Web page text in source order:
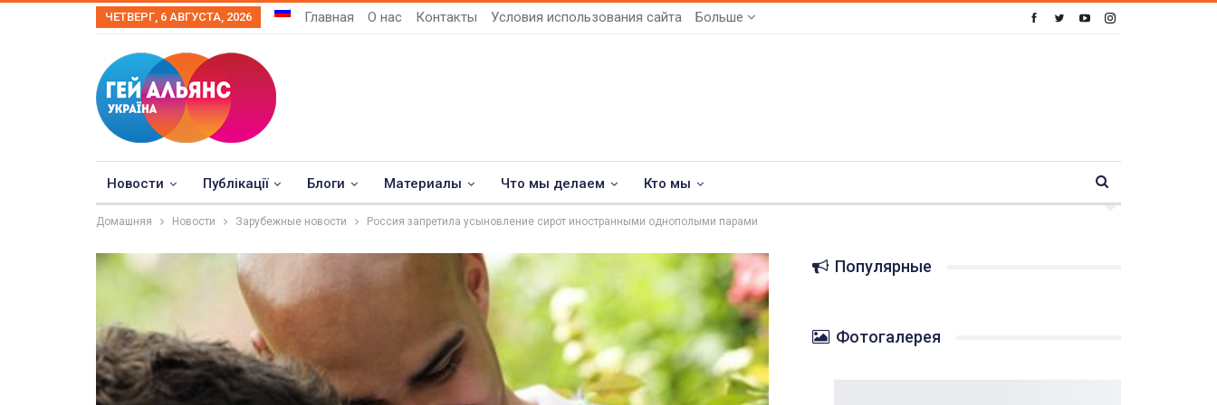
ЧЕТВЕРГ, 6 АВГУСТА, 2026 Главная О нас Контакты Условия использования сайта Больше
Новости Публікації Блоги Материалы Что мы делаем Кто мы
Домашняя Новости Зарубежные новости Россия запретила усыновление сирот иностранными однополыми парами
Популярные
Фотогалерея